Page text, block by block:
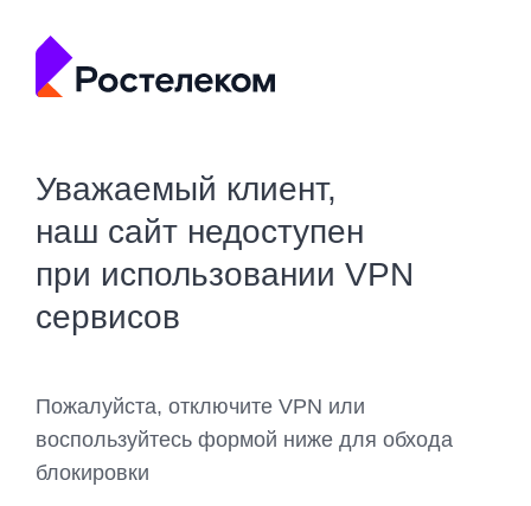
Уважаемый клиент,
наш сайт недоступен
при использовании VPN
сервисов
Пожалуйста, отключите VPN или
воспользуйтесь формой ниже для обхода
блокировки